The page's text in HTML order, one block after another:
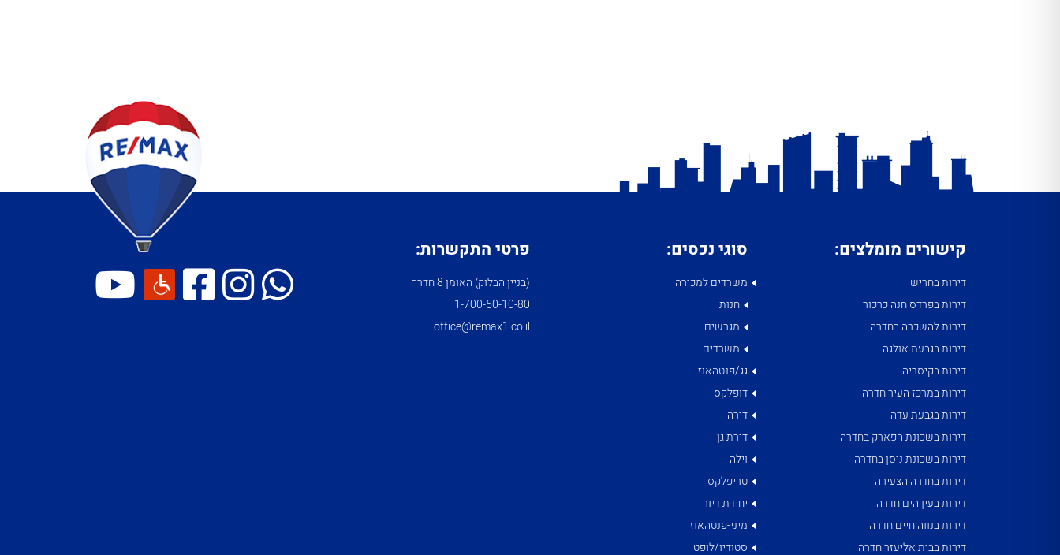
קישורים מומלצים:
דירות בחריש
דירות בפרדס חנה כרכור
דירות להשכרה בחדרה
דירות בגבעת אולגה
דירות בקיסריה
דירות במרכז העיר חדרה
דירות בגבעת עדה
דירות בשכונת הפארק בחדרה
דירות בשכונת ניסן בחדרה
דירות בחדרה הצעירה
דירות בעין הים חדרה
דירות בנווה חיים חדרה
דירות בבית אליעזר חדרה
סוגי נכסים:
משרדים למכירה
חנות
מגרשים
משרדים
גג/פנטהאוז
דופלקס
דירה
דירת גן
וילה
טריפלקס
יחידת דיור
מיני-פנטהאוז
סטודיו/לופט
פרטי התקשרות:
(בניין הבלוק) האומן 8 חדרה
1­-700­-50-­10-­80
office@remax1.co.il